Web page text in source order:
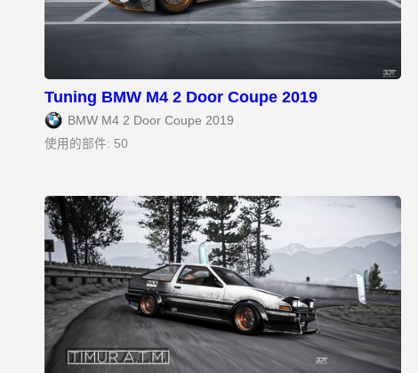
Tuning BMW M4 2 Door Coupe 2019
BMW M4 2 Door Coupe 2019
使用的部件: 50